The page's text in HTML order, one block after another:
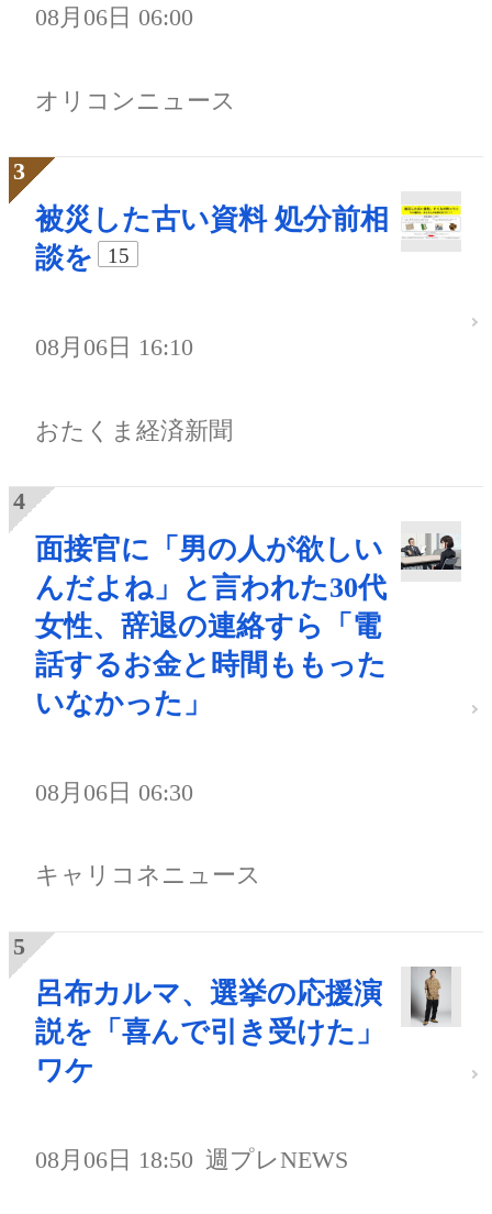
08月06日 06:00
オリコンニュース
被災した古い資料 処分前相
談を
15
08月06日 16:10
おたくま経済新聞
面接官に「男の人が欲しい
んだよね」と言われた30代
女性、辞退の連絡すら「電
話するお金と時間ももった
いなかった」
08月06日 06:30
キャリコネニュース
呂布カルマ、選挙の応援演
説を「喜んで引き受けた」
ワケ
08月06日 18:50 週プレNEWS